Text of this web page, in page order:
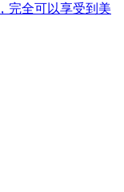
完全可以享受到美